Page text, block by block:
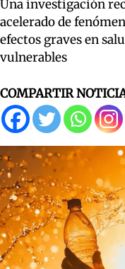
Una investigación
acelerado de
efectos graves en
vulnerables
COMPARTIR